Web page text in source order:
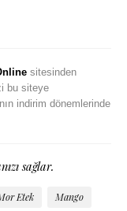
sitesinden
bu siteye
indirim dönemlerinde
sağlar.
Etek Mango